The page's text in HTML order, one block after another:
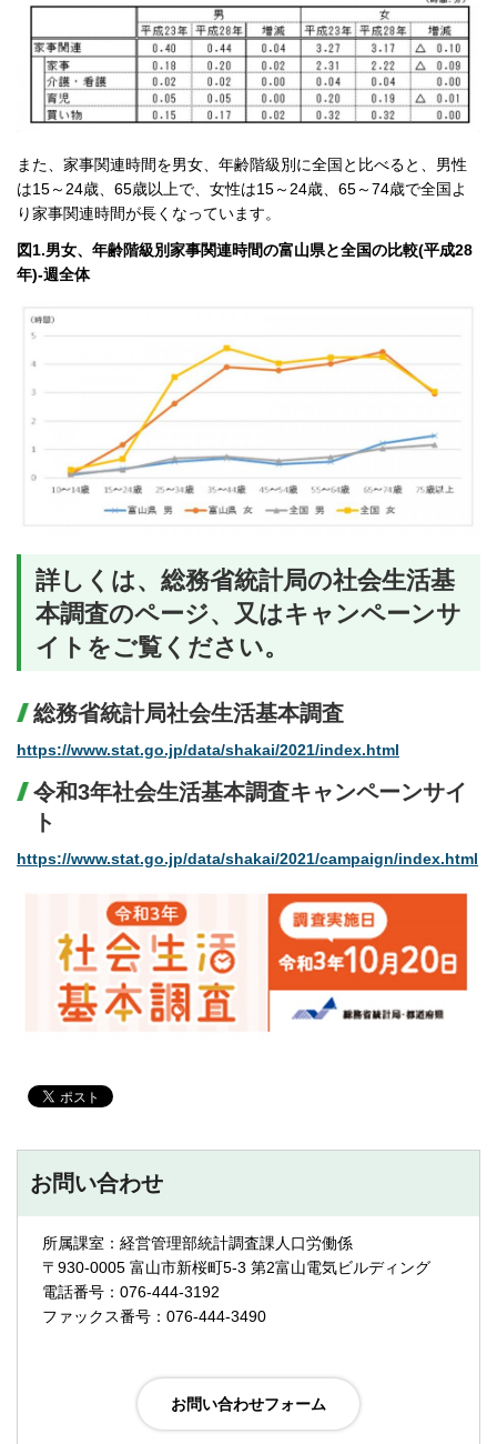
また、家事関連時間を男女、年齢階級別に全国と比べると、男性
は15～24歳、65歳以上で、女性は15～24歳、65～74歳で全国よ
り家事関連時間が長くなっています。
図1.男女、年齢階級別家事関連時間の富山県と全国の比較(平成28
年)-週全体
詳しくは、総務省統計局の社会生活基
本調査のページ、又はキャンペーンサ
イトをご覧ください。
総務省統計局社会生活基本調査
https://www.stat.go.jp/data/shakai/2021/index.html
令和3年社会生活基本調査キャンペーンサイ
ト
https://www.stat.go.jp/data/shakai/2021/campaign/index.html
お問い合わせ
所属課室：経営管理部統計調査課人口労働係
〒930-0005 富山市新桜町5-3 第2富山電気ビルディング
電話番号：076-444-3192
ファックス番号：076-444-3490